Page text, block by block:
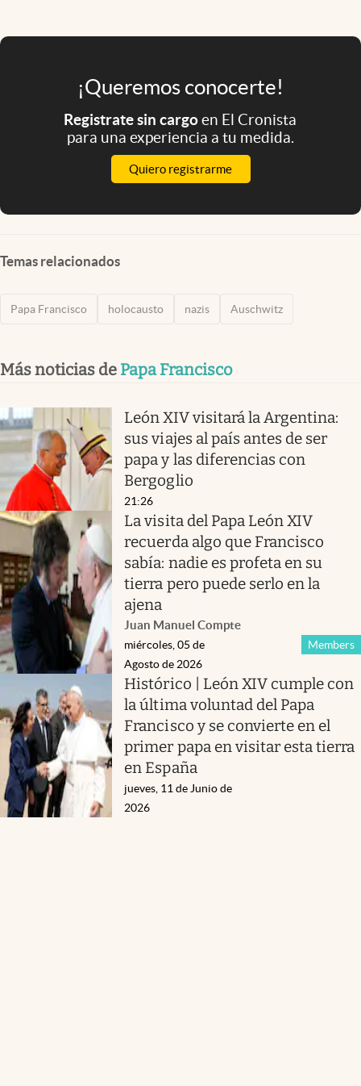
¡Queremos conocerte!
Registrate sin cargoen El Cronista
para una experiencia a tu medida.
Quiero registrarme
Temas relacionados
Papa Francisco holocausto nazis Auschwitz
Más noticias de Papa Francisco
León XIV visitará la Argentina:
sus viajes al país antes de ser
papa y las diferencias con
Bergoglio
21:26
La visita del Papa León XIV
recuerda algo que Francisco
sabía: nadie es profeta en su
tierra pero puede serlo en la
ajena
Juan Manuel Compte
Members
miércoles, 05 de
Agosto de 2026
Histórico | León XIV cumple con
la última voluntad del Papa
Francisco y se convierte en el
primer papa en visitar esta tierra
en España
jueves, 11 de Junio de
2026